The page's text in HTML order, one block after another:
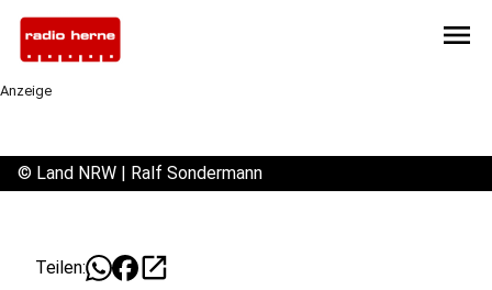
menu
Anzeige
© Land NRW | Ralf Sondermann
Teilen: open_in_new